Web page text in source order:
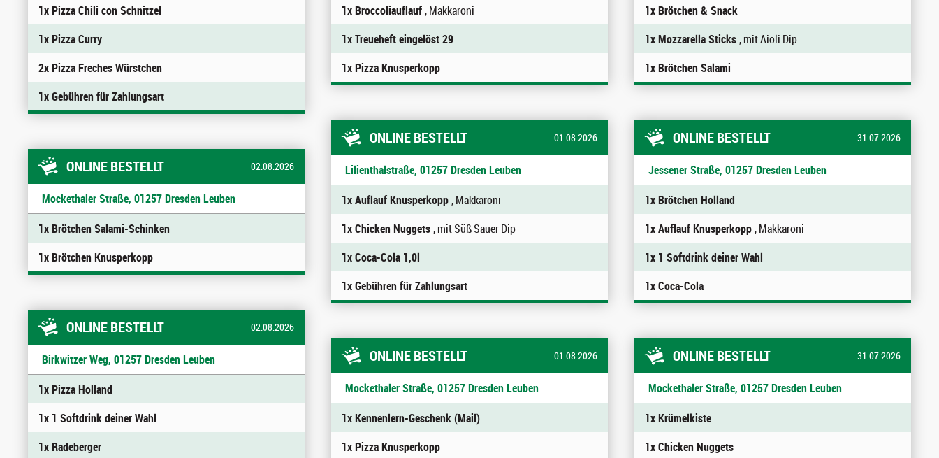
1x Pizza Chili con Schnitzel
1x Pizza Curry
2x Pizza Freches Würstchen
1x Gebühren für Zahlungsart
ONLINE BESTELLT 02.08.2026
Mockethaler Straße, 01257 Dresden Leuben
1x Brötchen Salami-Schinken
1x Brötchen Knusperkopp
ONLINE BESTELLT 02.08.2026
Birkwitzer Weg, 01257 Dresden Leuben
1x Pizza Holland
1x 1 Softdrink deiner Wahl
1x Radeberger
1x Broccoliauflauf, Makkaroni
1x Treueheft eingelöst 29
1x Pizza Knusperkopp
ONLINE BESTELLT 01.08.2026
Lilienthalstraße, 01257 Dresden Leuben
1x Auflauf Knusperkopp, Makkaroni
1x Chicken Nuggets, mit Süß Sauer Dip
1x Coca-Cola 1,0l
1x Gebühren für Zahlungsart
ONLINE BESTELLT 01.08.2026
Mockethaler Straße, 01257 Dresden Leuben
1x Kennenlern-Geschenk (Mail)
1x Pizza Knusperkopp
1x Brötchen & Snack
1x Mozzarella Sticks, mit Aioli Dip
1x Brötchen Salami
ONLINE BESTELLT 31.07.2026
Jessener Straße, 01257 Dresden Leuben
1x Brötchen Holland
1x Auflauf Knusperkopp, Makkaroni
1x 1 Softdrink deiner Wahl
1x Coca-Cola
ONLINE BESTELLT 31.07.2026
Mockethaler Straße, 01257 Dresden Leuben
1x Krümelkiste
1x Chicken Nuggets